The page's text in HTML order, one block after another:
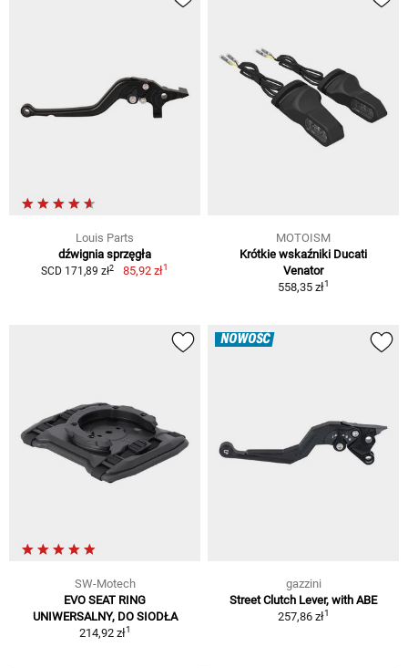
Louis Parts
dźwignia sprzęgła
SCD 171,89 zł2 85,92 zł1
MOTOISM
Krótkie wskaźniki Ducati
Venator
558,35 zł1
SW-Motech
EVO SEAT RING
UNIWERSALNY, DO SIODŁA
214,92 zł1
NOWOŚĆ
gazzini
Street Clutch Lever, with ABE
257,86 zł1